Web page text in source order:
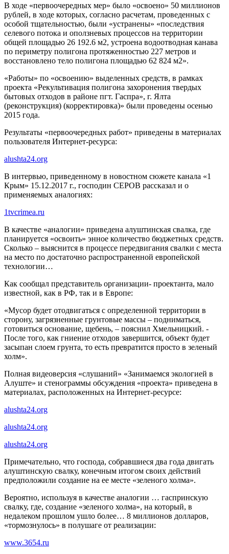
В ходе «первоочередных мер» было «освоено» 50 миллионов
рублей, в ходе которых, согласно расчетам, проведенных c
особой тщательностью, были «устранены» «последствия
селевого потока и оползневых процессов на территории
общей площадью 26 192.6 м2, устроена водоотводная канава
по периметру полигона протяженностью 227 метров и
восстановлено тело полигона площадью 62 824 м2».
«Работы» по «освоению» выделенных средств, в рамках
проекта «Рекультивация полигона захоронения твердых
бытовых отходов в районе пгт. Гаспра», г. Ялта
(реконструкция) (корректировка)» были проведены осенью
2015 года.
Результаты «первоочередных работ» приведены в материалах
пользователя Интернет-ресурса:
alushta24.org
В интервью, приведенному в новостном сюжете канала «1
Крым» 15.12.2017 г., господин СЕРОВ рассказал и о
применяемых аналогиях:
1tvcrimea.ru
В качестве «аналогии» приведена алуштинская свалка, где
планируется «освоить» энное количество бюджетных средств.
Сколько – выяснится в процессе передвигания свалки с места
на место по достаточно распространенной европейской
технологии…
Как сообщал представитель организации- проектанта, мало
известной, как в РФ, так и в Европе:
«Мусор будет отодвигаться с определенной территории в
сторону, загрязненные грунтовые массы – подниматься,
готовиться основание, щебень, – пояснил Хмельницкий. -
После того, как гниение отходов завершится, объект будет
засыпан слоем грунта, то есть превратится просто в зеленый
холм».
Полная видеоверсия «слушаний» «Занимаемся экологией в
Алуште» и стенограммы обсуждения «проекта» приведена в
материалах, расположенных на Интернет-ресурсе:
alushta24.org
alushta24.org
alushta24.org
Примечательно, что господа, собравшиеся два года двигать
алуштинскую свалку, конечным итогом своих действий
предположили создание на ее месте «зеленого холма».
Вероятно, используя в качестве аналогии … гаспринскую
свалку, где, создание «зеленого холма», на который, в
недалеком прошлом ушло более… 8 миллионов долларов,
«тормознулось» в полушаге от реализации:
www.3654.ru